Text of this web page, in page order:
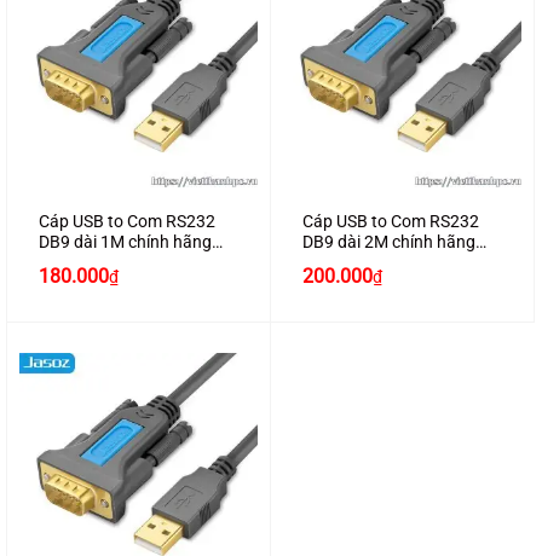
Cáp USB to Com RS232
DB9 dài 1M chính hãng
180.000₫
Cáp USB to Com RS232
DB9 dài 2M chính hãng
200.000₫